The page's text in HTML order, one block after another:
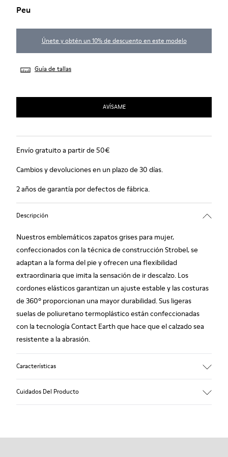
Peu
Únete y obtén un 10% de descuento en este modelo
Guía de tallas
AVÍSAME
Envío gratuito a partir de 50€
Cambios y devoluciones en un plazo de 30 días.
2 años de garantía por defectos de fábrica.
Descripción
Nuestros emblemáticos zapatos grises para mujer,
confeccionados con la técnica de construcción Strobel, se
adaptan a la forma del pie y ofrecen una flexibilidad
extraordinaria que imita la sensación de ir descalzo. Los
cordones elásticos garantizan un ajuste estable y las costuras
de 360º proporcionan una mayor durabilidad. Sus ligeras
suelas de poliuretano termoplástico están confeccionadas
con la tecnología Contact Earth que hace que el calzado sea
resistente a la abrasión.
Características
Cuidados Del Producto
Nuestros zapatos se han fabricado con materiales de primera